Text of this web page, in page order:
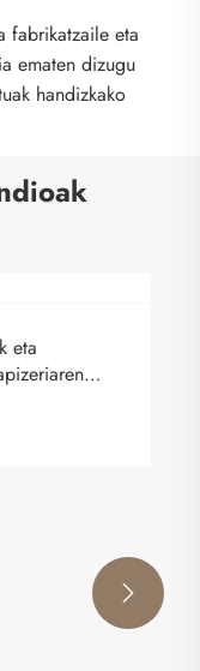
fabrikatzaile eta
ematen dizugu
handizkako
